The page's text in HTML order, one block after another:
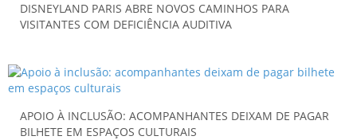
DISNEYLAND PARIS ABRE NOVOS CAMINHOS PARA
VISITANTES COM DEFICIÊNCIA AUDITIVA
APOIO À INCLUSÃO: ACOMPANHANTES DEIXAM DE PAGAR
BILHETE EM ESPAÇOS CULTURAIS